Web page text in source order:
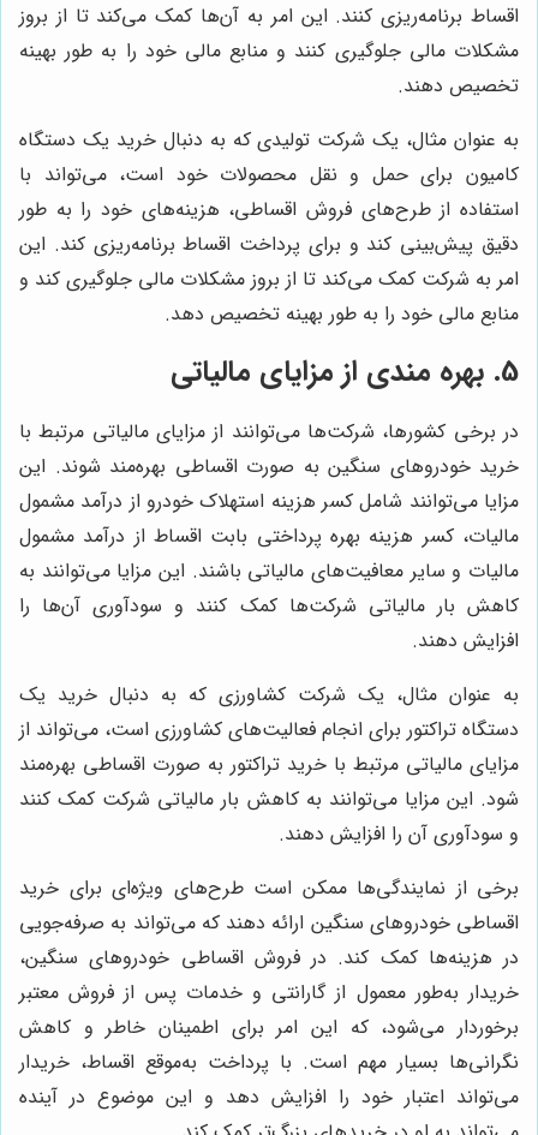
اقساط برنامه‌ریزی کنند. این امر به آن‌ها کمک می‌کند تا از بروز
مشکلات مالی جلوگیری کنند و منابع مالی خود را به طور بهینه
تخصیص دهند.
به عنوان مثال، یک شرکت تولیدی که به دنبال خرید یک دستگاه
کامیون برای حمل و نقل محصولات خود است، می‌تواند با
استفاده از طرح‌های فروش اقساطی، هزینه‌های خود را به طور
دقیق پیش‌بینی کند و برای پرداخت اقساط برنامه‌ریزی کند. این
امر به شرکت کمک می‌کند تا از بروز مشکلات مالی جلوگیری کند و
منابع مالی خود را به طور بهینه تخصیص دهد.
5. بهره مندی از مزایای مالیاتی
در برخی کشورها، شرکت‌ها می‌توانند از مزایای مالیاتی مرتبط با
خرید خودروهای سنگین به صورت اقساطی بهره‌مند شوند. این
مزایا می‌توانند شامل کسر هزینه استهلاک خودرو از درآمد مشمول
مالیات، کسر هزینه بهره پرداختی بابت اقساط از درآمد مشمول
مالیات و سایر معافیت‌های مالیاتی باشند. این مزایا می‌توانند به
کاهش بار مالیاتی شرکت‌ها کمک کنند و سودآوری آن‌ها را
افزایش دهند.
به عنوان مثال، یک شرکت کشاورزی که به دنبال خرید یک
دستگاه تراکتور برای انجام فعالیت‌های کشاورزی است، می‌تواند از
مزایای مالیاتی مرتبط با خرید تراکتور به صورت اقساطی بهره‌مند
شود. این مزایا می‌توانند به کاهش بار مالیاتی شرکت کمک کنند
و سودآوری آن را افزایش دهند.
برخی از نمایندگی‌ها ممکن است طرح‌های ویژه‌ای برای خرید
اقساطی خودروهای سنگین ارائه دهند که می‌تواند به صرفه‌جویی
در هزینه‌ها کمک کند. در فروش اقساطی خودروهای سنگین،
خریدار به‌طور معمول از گارانتی و خدمات پس از فروش معتبر
برخوردار می‌شود، که این امر برای اطمینان خاطر و کاهش
نگرانی‌ها بسیار مهم است. با پرداخت به‌موقع اقساط، خریدار
می‌تواند اعتبار خود را افزایش دهد و این موضوع در آینده